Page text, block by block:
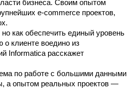
бизнеса. Своим опытом
e-commerce проектов,
как обеспечить единый уровень
клиенте воедино из
Informatica расскажет
по работе с большими данными
а опытом реальных проектов —